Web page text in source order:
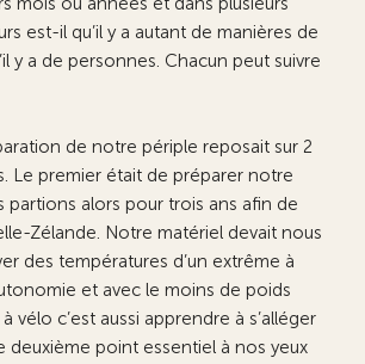
est-il qu’il y a autant de manières de
y a de personnes. Chacun peut suivre
de notre périple reposait sur 2
Le premier était de préparer notre
partions alors pour trois ans afin de
Zélande. Notre matériel devait nous
des températures d’un extrême à
et avec le moins de poids
vélo c’est aussi apprendre à s’alléger
deuxième point essentiel à nos yeux